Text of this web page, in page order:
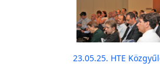
23.05.25. HTE